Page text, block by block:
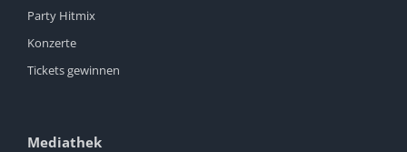
Party Hitmix
Konzerte
Tickets gewinnen
Mediathek